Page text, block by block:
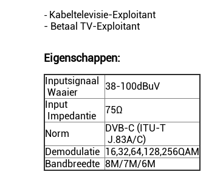
- Kabeltelevisie-Exploitant
- Betaal TV-Exploitant
Eigenschappen:
Inputsignaal
Waaier
38-100dBuV
Input
Impedantie
75Ω
Norm
DVB-C (ITU-T
J.83A/C)
Demodulatie 16,32,64,128,256QAM
Bandbreedte 8M/7M/6M